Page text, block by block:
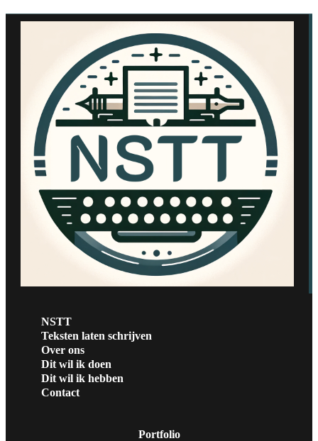
NSTT
Teksten laten schrijven
Over ons
Dit wil ik doen
Dit wil ik hebben
Contact
Portfolio